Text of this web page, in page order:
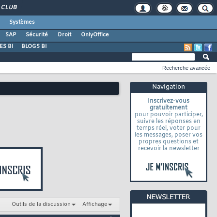
CLUB
Systèmes
SAP
Sécurité Droit
OnlyOffice
BI
BLOGS BI
Navigation
Inscrivez-vous
gratuitement
pour pouvoir participer,
suivre les réponses en
temps réel, voter pour
les messages, poser vos
propres questions et
recevoir la newsletter
Recherche avancée
Outils de la discussion Affichage